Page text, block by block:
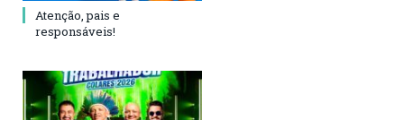
Atenção, pais e
responsáveis!